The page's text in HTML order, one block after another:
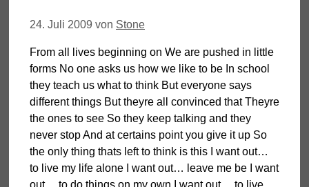
24. Juli 2009 von Stone
From all lives beginning on We are pushed in little
forms No one asks us how we like to be In school
they teach us what to think But everyone says
different things But theyre all convinced that Theyre
the ones to see So they keep talking and they
never stop And at certains point you give it up So
the only thing thats left to think is this I want out…
to live my life alone I want out… leave me be I want